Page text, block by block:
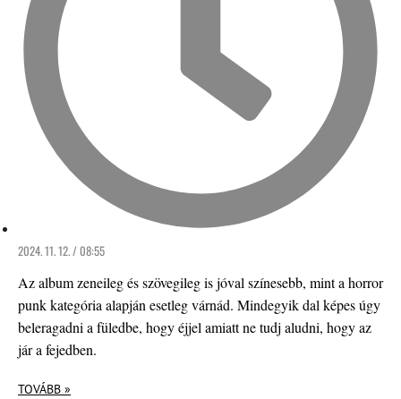
2024. 11. 12. / 08:55
Az album zeneileg és szövegileg is jóval színesebb, mint a horror
punk kategória alapján esetleg várnád. Mindegyik dal képes úgy
beleragadni a füledbe, hogy éjjel amiatt ne tudj aludni, hogy az
jár a fejedben.
TOVÁBB »